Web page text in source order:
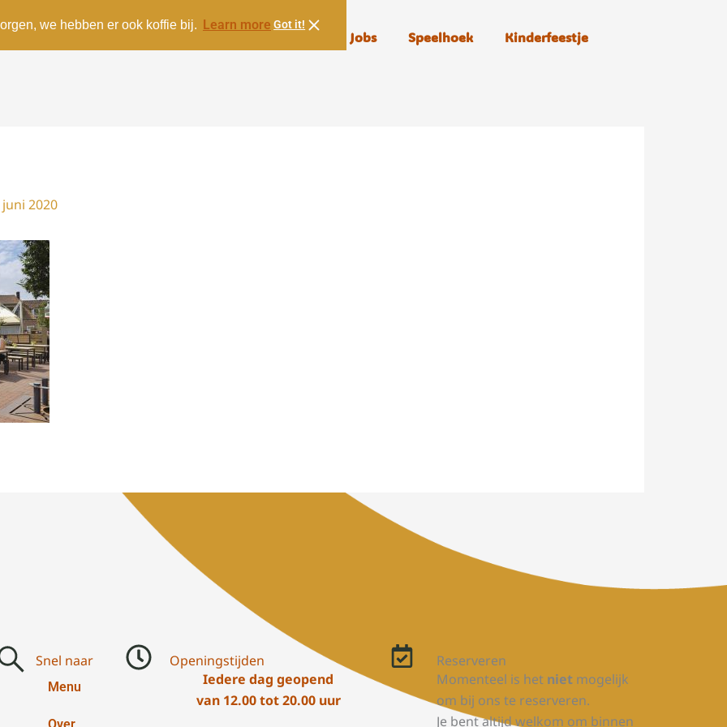
we hebben er ook koffie bij. Learn more Got it!
Over ons Jobs Speelhoek Kinderfeestje
2020
Snel naar
Menu
Openingstijden
Iedere dag geopend
van 12.00 tot 20.00 uur
Reserveren
Momenteel is het niet mogelijk
om bij ons te reserveren.
Je bent altijd welkom om binnen